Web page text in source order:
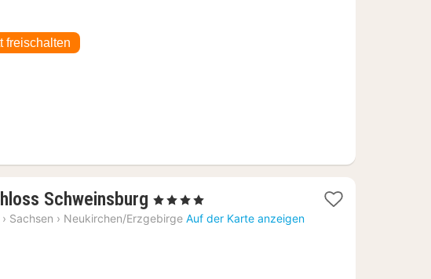
freischalten
Schweinsburg 1
Nacht
, 4 Sterne
› Sachsen › Neukirchen/Erzgebirge Auf der Karte anzeigen